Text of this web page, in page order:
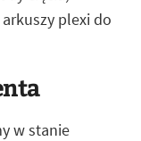
plexi do
w stanie